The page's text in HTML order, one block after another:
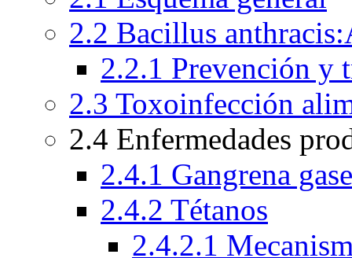
2.2 Bacillus
2.2.1 Prevención y
2.3 Toxoinfección
2.4 Enfermedades
2.4.1 Gangrena
2.4.2 Tétanos
2.4.2.1